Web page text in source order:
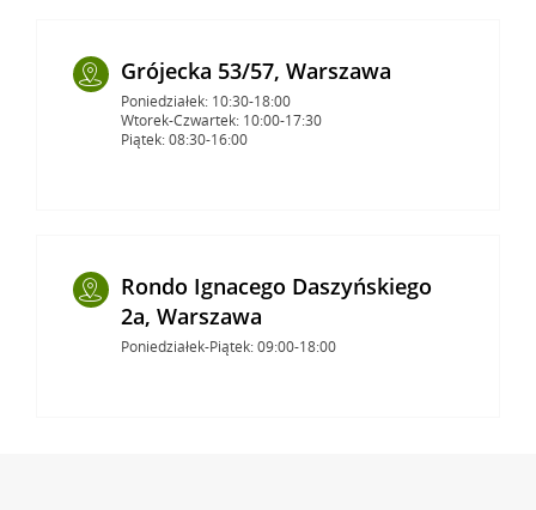
Grójecka 53/57, Warszawa
Poniedziałek: 10:30-18:00
Wtorek-Czwartek: 10:00-17:30
Piątek: 08:30-16:00
Rondo Ignacego Daszyńskiego
2a, Warszawa
Poniedziałek-Piątek: 09:00-18:00